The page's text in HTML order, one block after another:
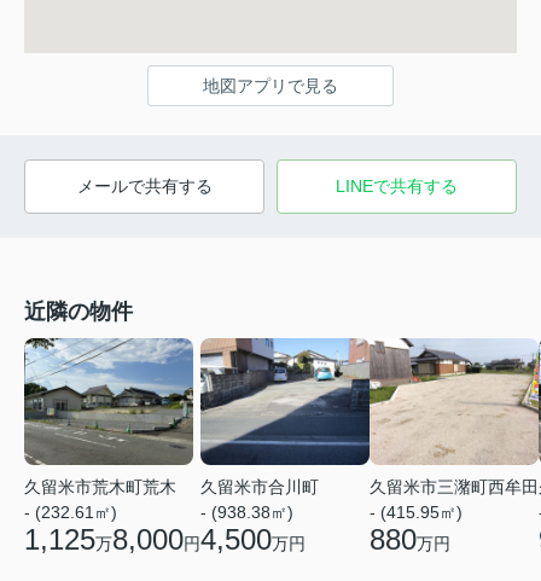
地図アプリで見る
メールで共有する LINEで共有する
近隣の物件
久留米市荒木町荒木
- (232.61㎡)
1,125万8,000円
久留米市合川町
- (938.38㎡)
4,500万円
久留米市三潴町西牟田
- (415.95㎡)
880万円